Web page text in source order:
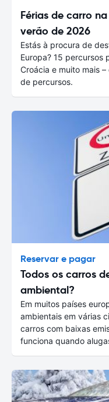
Férias de carro
verão de 2026
Estás à procura de
Europa? 15 percursos
Croácia e muito mais
de percursos.
Reservar e pagar
Todos os carros
ambiental?
Em muitos países
ambientais em várias
carros com baixas
funciona quando